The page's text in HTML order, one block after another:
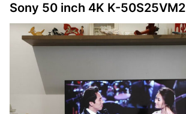
Sony 50 inch 4K K-50S25VM2